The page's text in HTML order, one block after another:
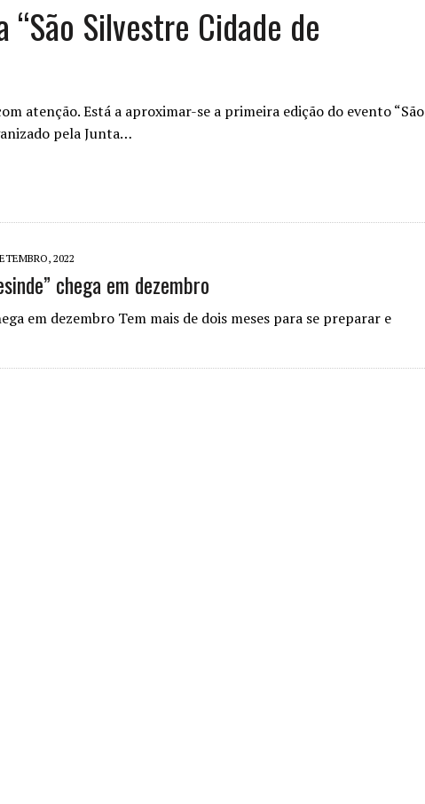
Silvestre Cidade de
atenção. Está a aproximar-se a primeira edição do evento “São
pela Junta…
2022
chega em dezembro
em dezembro Tem mais de dois meses para se preparar e